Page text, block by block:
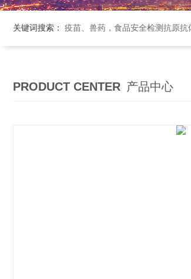
关键词搜索： 疫苗、兽药，食品安全检测抗原
PRODUCT CENTER 产品中心